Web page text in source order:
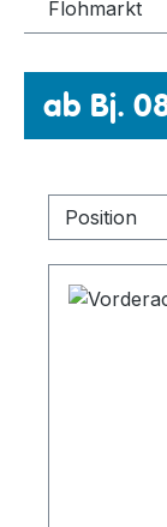
Flohmarkt
ab Bj.